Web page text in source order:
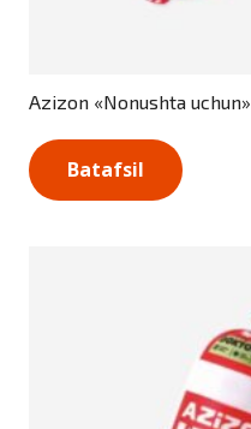
Azizon «Nonushta uchun»
Batafsil